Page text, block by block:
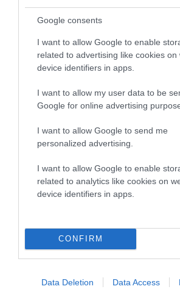
Google consents
I want to allow Google to enable
related to advertising like cookies on
device identifiers in apps.
I want to allow my user data to be
Google for online advertising
I want to allow Google to send me
personalized advertising.
I want to allow Google to enable
related to analytics like cookies on
device identifiers in apps.
CONFIRM
Data Deletion Data Access
Πρόσφατα Άρθρα
μπαρκάρει…
06/08/2026
Η νεολαία της
ευκαιρίες για
Η
Μουσικού